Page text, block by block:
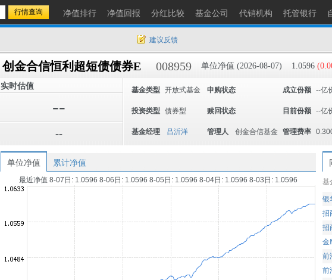
净值排行 净值回报 分红比较 基金公司 代销机构 托管银行
建议反馈
创金合信恒利超短债债券E 008959 单位净值 (2026-08-07) 1.0596
实时估值
--
--
基金类型 开放式基金 申购状态 成立份额 --亿
投资类型 债券型 赎回状态 目前份额 --亿
基金经理 吕沂洋 管理人 创金合信基金 管理费率
单位净值 累计净值
最近净值 8-07日: 1.0596 8-06日: 1.0596 8-05日: 1.0596 8-04日: 1.0596 8-03日: 1.0596 基